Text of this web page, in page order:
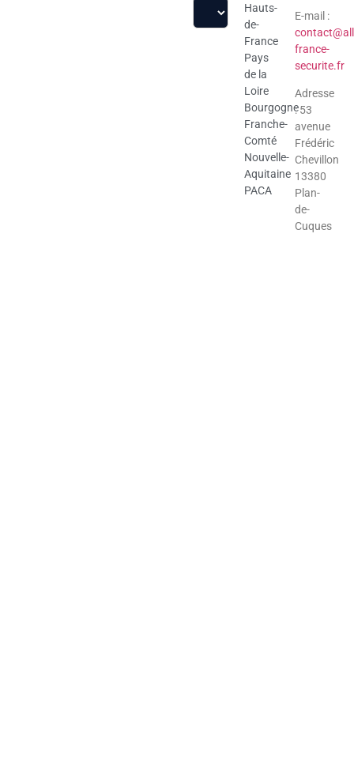
Hauts-
de-
France
Pays
de la
Loire
Bourgogne
Franche-
Comté
Nouvelle-
Aquitaine
PACA
E-mail :
france-
securite.fr
Adresse
: 53
avenue
Frédéric
Chevillon
13380
Plan-
de-
Cuques